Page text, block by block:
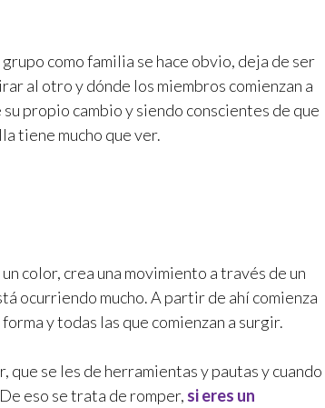
como familia se hace obvio, deja de ser
al otro y dónde los miembros comienzan a
propio cambio y siendo conscientes de que
tiene mucho que ver.
color, crea una movimiento a través de un
ocurriendo mucho. A partir de ahí comienza
y todas las que comienzan a surgir.
se les de herramientas y pautas y cuando
eso se trata de romper, si eres un